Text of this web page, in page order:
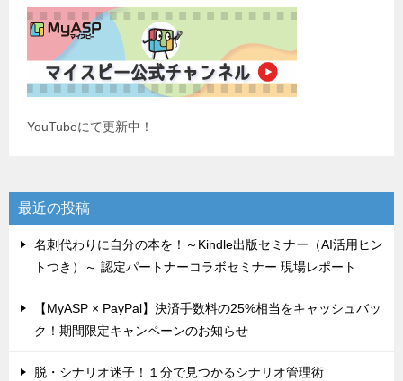
YouTubeにて更新中！
最近の投稿
名刺代わりに自分の本を！～Kindle出版セミナー（AI活用ヒン
トつき）～ 認定パートナーコラボセミナー 現場レポート
【MyASP × PayPal】決済手数料の25%相当をキャッシュバッ
ク！期間限定キャンペーンのお知らせ
脱・シナリオ迷子！１分で見つかるシナリオ管理術